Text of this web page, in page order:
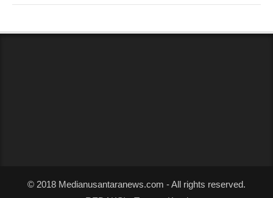
© 2018 Medianusantaranews.com - All rights reserved.